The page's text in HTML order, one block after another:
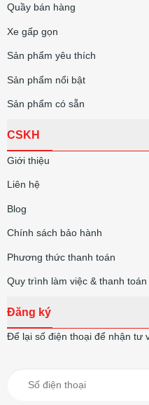
Quầy bán hàng
Xe gấp gọn
Sản phẩm yêu thích
Sản phẩm nổi bật
Sản phẩm có sẵn
CSKH
Giới thiệu
Liên hệ
Blog
Chính sách bảo hành
Phương thức thanh toán
Quy trình làm việc & thanh toán
Đăng ký
Để lại số điện thoại để nhận tư